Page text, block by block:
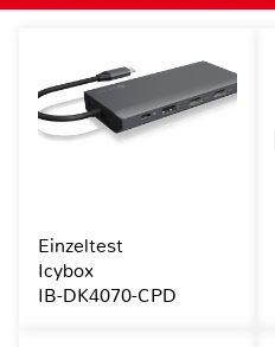
Einzeltest
Icybox
IB-DK4070-CPD